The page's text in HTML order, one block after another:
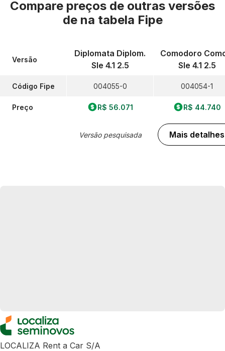
Compare preços de outras versões
de na tabela Fipe
Versão
Código Fipe
Preço
Diplomata Diplom.
Sle 4.1 2.5
004055-0
R$ 56.071
Versão pesquisada
Comodoro
Sle 4.1 2.5
004054-1
R$ 44.740
Mais detalhes
LOCALIZA Rent a Car S/A